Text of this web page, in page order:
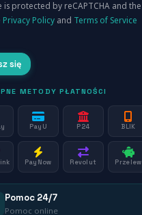
is protected by reCAPTCHA and the
Privacy Policyand Terms of Service
się
METODY PŁATNOŚCI
PayU P24 BLIK
PayNow Revolut Przelew
Pomoc 24/7
Pomoc online